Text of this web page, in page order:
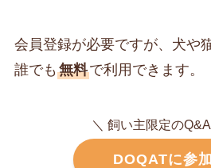
会員登録が必要ですが、犬や
誰でも 無料で利用できます。
＼ 飼い主限定の
DOQATに参